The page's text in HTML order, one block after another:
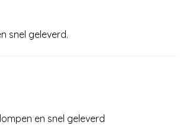
snel geleverd.
en snel geleverd